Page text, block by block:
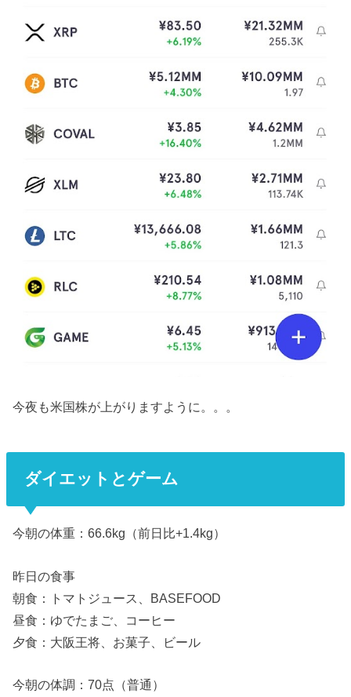
今夜も米国株が上がりますように。。。
ダイエットとゲーム
今朝の体重：66.6kg（前日比+1.4kg）
昨日の食事
朝食：トマトジュース、BASEFOOD
昼食：ゆでたまご、コーヒー
夕食：大阪王将、お菓子、ビール
今朝の体調：70点（普通）